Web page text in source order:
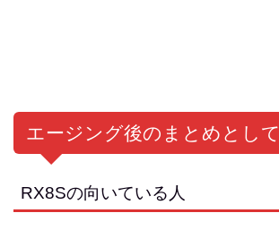
エージング後のまとめとして
RX8Sの向いている人